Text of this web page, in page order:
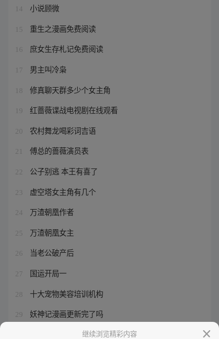
14 小说顾微
15 重生之漫画免费阅读
16 庶女生存札记免费阅读
17 男主叫冷枭
18 修真聊天群多少个女主角
19 红蔷薇谍战电视剧在线观看
20 农村舞龙喝彩词吉语
21 傅总的蔷薇演员表
22 公子别逃 本王有喜了
23 虚空塔女主角有几个
24 万渣朝凰作者
25 万渣朝凰女主
26 当老公破产后
27 国运开局一
28 十大宠物美容培训机构
29 妖神记漫画更新完了吗
继续浏览精彩内容